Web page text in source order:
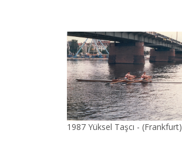
1987 Yüksel Taşcı - (Frankfurt)